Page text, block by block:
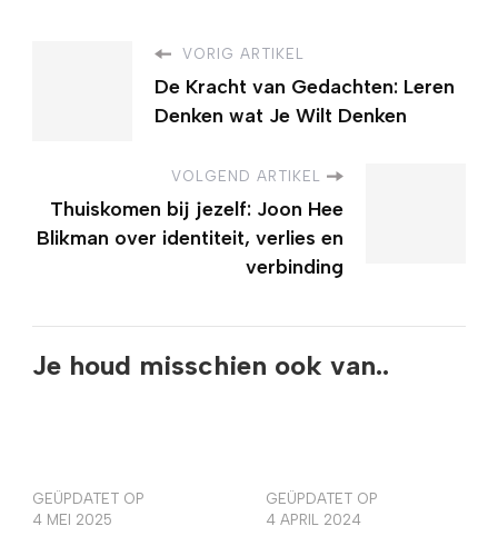
VORIG ARTIKEL
De Kracht van Gedachten: Leren
Denken wat Je Wilt Denken
VOLGEND ARTIKEL
Thuiskomen bij jezelf: Joon Hee
Blikman over identiteit, verlies en
verbinding
Je houd misschien ook van..
GEÜPDATET OP
4 MEI 2025
GEÜPDATET OP
4 APRIL 2024